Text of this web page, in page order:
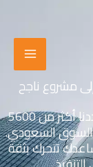
مشروع ناجح
نحن في مكتب المستشار لتطوير الأعمال أعددنا أكثر من 5600
من 17 عامًا في السوق السعودي.
تتحرك بثقة